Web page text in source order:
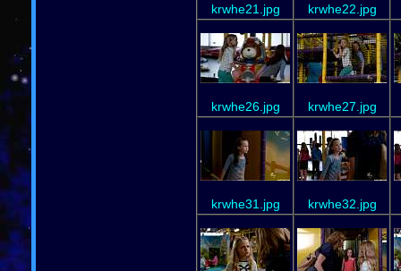
krwhe21.jpg krwhe22.jpg
krwhe26.jpg krwhe27.jpg
krwhe31.jpg krwhe32.jpg